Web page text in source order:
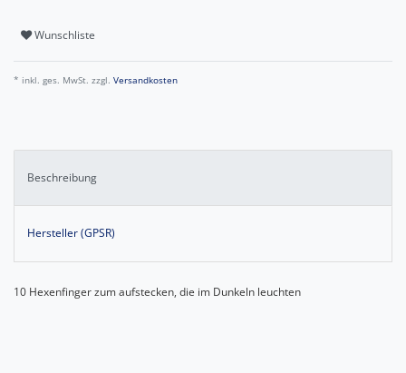
Wunschliste
* inkl. ges. MwSt. zzgl. Versandkosten
Beschreibung
Hersteller (GPSR)
10 Hexenfinger zum aufstecken, die im Dunkeln leuchten